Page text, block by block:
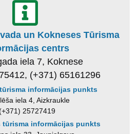
un Kokneses Tūrisma
centrs
iela 7, Koknese
(+371) 65161296
informācijas punkts
iela 4, Aizkraukle
25727419
tūrisma informācijas punkts